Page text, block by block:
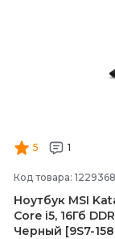
5 1
Код товара: 1229368
Ноутбук MSI
Core i5, 16Гб
Черный [9S7-